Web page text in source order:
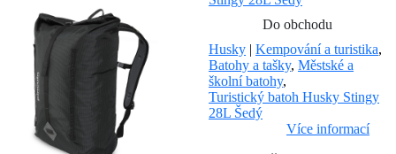
Do obchodu
Husky | Kempování a turistika,
Batohy a tašky, Městské a
školní batohy,
Turistický batoh Husky Stingy
28L Šedý
Více informací